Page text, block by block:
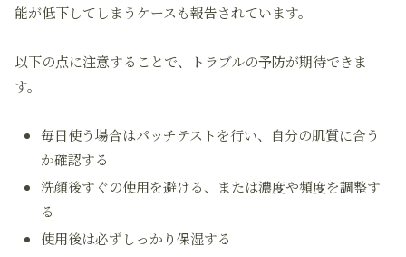
能が低下してしまうケースも報告されています。
以下の点に注意することで、トラブルの予防が期待できま
す。
毎日使う場合はパッチテストを行い、自分の肌質に合う
か確認する
洗顔後すぐの使用を避ける、または濃度や頻度を調整す
る
使用後は必ずしっかり保湿する